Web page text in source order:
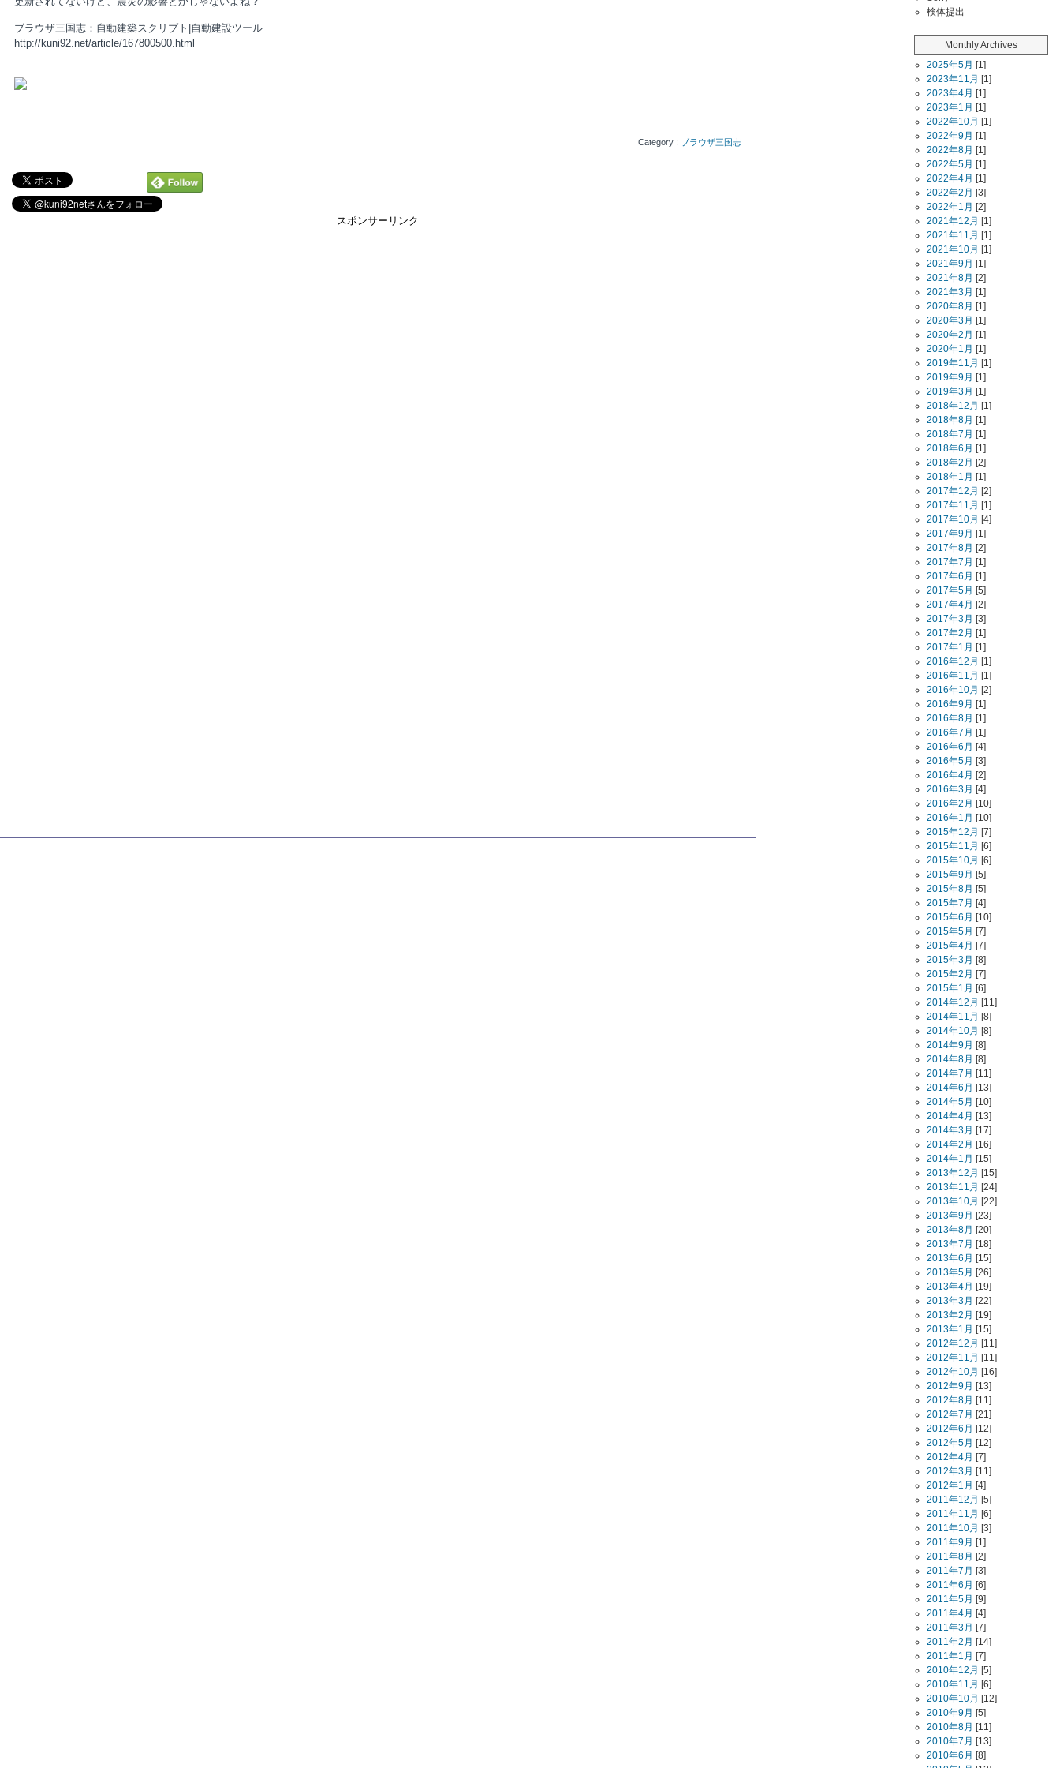
ブラウザ三国志：自動建築スクリプト|自動建設ツール
http://kuni92.net/article/167800500.html
Category : ブラウザ三国志
スポンサーリンク
検体提出
Monthly Archives
2025年5月 [1]
2023年11月 [1]
2023年4月 [1]
2023年1月 [1]
2022年10月 [1]
2022年9月 [1]
2022年8月 [1]
2022年5月 [1]
2022年4月 [1]
2022年2月 [3]
2022年1月 [2]
2021年12月 [1]
2021年11月 [1]
2021年10月 [1]
2021年9月 [1]
2021年8月 [2]
2021年3月 [1]
2020年8月 [1]
2020年3月 [1]
2020年2月 [1]
2020年1月 [1]
2019年11月 [1]
2019年9月 [1]
2019年3月 [1]
2018年12月 [1]
2018年8月 [1]
2018年7月 [1]
2018年6月 [1]
2018年2月 [2]
2018年1月 [1]
2017年12月 [2]
2017年11月 [1]
2017年10月 [4]
2017年9月 [1]
2017年8月 [2]
2017年7月 [1]
2017年6月 [1]
2017年5月 [5]
2017年4月 [2]
2017年3月 [3]
2017年2月 [1]
2017年1月 [1]
2016年12月 [1]
2016年11月 [1]
2016年10月 [2]
2016年9月 [1]
2016年8月 [1]
2016年7月 [1]
2016年6月 [4]
2016年5月 [3]
2016年4月 [2]
2016年3月 [4]
2016年2月 [10]
2016年1月 [10]
2015年12月 [7]
2015年11月 [6]
2015年10月 [6]
2015年9月 [5]
2015年8月 [5]
2015年7月 [4]
2015年6月 [10]
2015年5月 [7]
2015年4月 [7]
2015年3月 [8]
2015年2月 [7]
2015年1月 [6]
2014年12月 [11]
2014年11月 [8]
2014年10月 [8]
2014年9月 [8]
2014年8月 [8]
2014年7月 [11]
2014年6月 [13]
2014年5月 [10]
2014年4月 [13]
2014年3月 [17]
2014年2月 [16]
2014年1月 [15]
2013年12月 [15]
2013年11月 [24]
2013年10月 [22]
2013年9月 [23]
2013年8月 [20]
2013年7月 [18]
2013年6月 [15]
2013年5月 [26]
2013年4月 [19]
2013年3月 [22]
2013年2月 [19]
2013年1月 [15]
2012年12月 [11]
2012年11月 [11]
2012年10月 [16]
2012年9月 [13]
2012年8月 [11]
2012年7月 [21]
2012年6月 [12]
2012年5月 [12]
2012年4月 [7]
2012年3月 [11]
2012年1月 [4]
2011年12月 [5]
2011年11月 [6]
2011年10月 [3]
2011年9月 [1]
2011年8月 [2]
2011年7月 [3]
2011年6月 [6]
2011年5月 [9]
2011年4月 [4]
2011年3月 [7]
2011年2月 [14]
2011年1月 [7]
2010年12月 [5]
2010年11月 [6]
2010年10月 [12]
2010年9月 [5]
2010年8月 [11]
2010年7月 [13]
2010年6月 [8]